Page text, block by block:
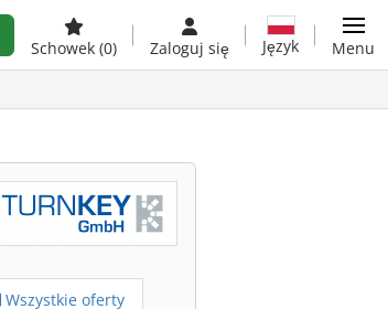
Schowek (0) Zaloguj się Język Menu
Wszystkie oferty